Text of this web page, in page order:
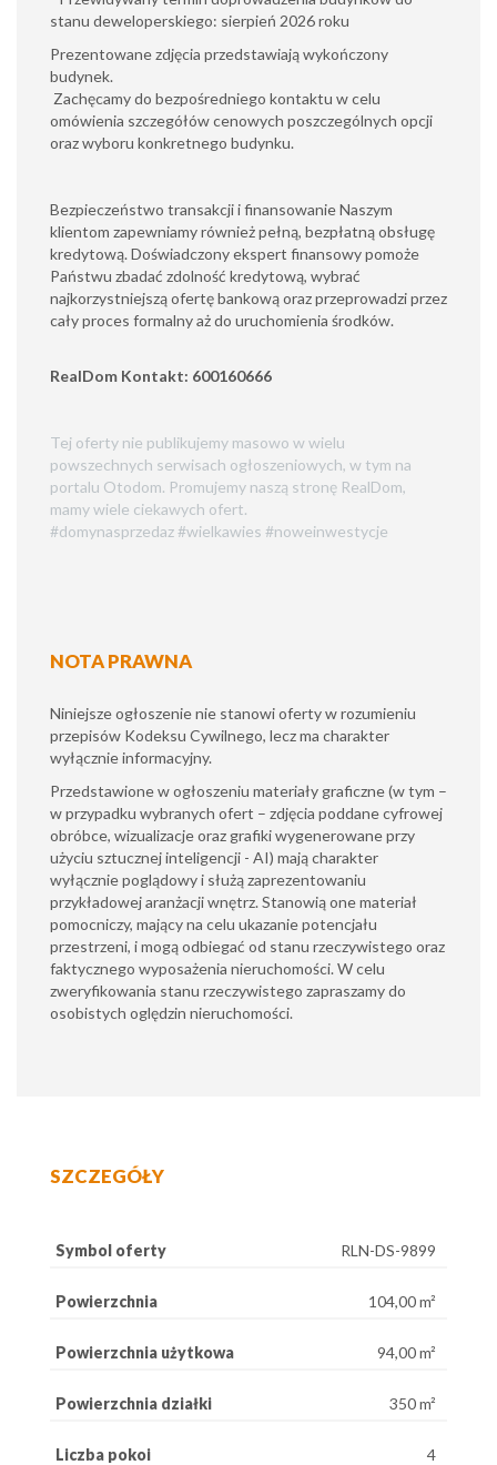
stanu deweloperskiego: sierpień 2026 roku
Prezentowane zdjęcia przedstawiają wykończony
budynek.
Zachęcamy do bezpośredniego kontaktu w celu
omówienia szczegółów cenowych poszczególnych opcji
oraz wyboru konkretnego budynku.
Bezpieczeństwo transakcji i finansowanie Naszym
klientom zapewniamy również pełną, bezpłatną obsługę
kredytową. Doświadczony ekspert finansowy pomoże
Państwu zbadać zdolność kredytową, wybrać
najkorzystniejszą ofertę bankową oraz przeprowadzi przez
cały proces formalny aż do uruchomienia środków.
RealDom Kontakt: 600160666
Tej oferty nie publikujemy masowo w wielu
powszechnych serwisach ogłoszeniowych, w tym na
portalu Otodom. Promujemy naszą stronę RealDom,
mamy wiele ciekawych ofert.
#domynasprzedaz #wielkawies #noweinwestycje
NOTA PRAWNA
Niniejsze ogłoszenie nie stanowi oferty w rozumieniu
przepisów Kodeksu Cywilnego, lecz ma charakter
wyłącznie informacyjny.
​Przedstawione w ogłoszeniu materiały graficzne (w tym –
w przypadku wybranych ofert – zdjęcia poddane cyfrowej
obróbce, wizualizacje oraz grafiki wygenerowane przy
użyciu sztucznej inteligencji - AI) mają charakter
wyłącznie poglądowy i służą zaprezentowaniu
przykładowej aranżacji wnętrz. Stanowią one materiał
pomocniczy, mający na celu ukazanie potencjału
przestrzeni, i mogą odbiegać od stanu rzeczywistego oraz
faktycznego wyposażenia nieruchomości. W celu
zweryfikowania stanu rzeczywistego zapraszamy do
osobistych oględzin nieruchomości.
SZCZEGÓŁY
Symbol oferty RLN-DS-9899
Powierzchnia 104,00 m²
Powierzchnia użytkowa 94,00 m²
Powierzchnia działki 350 m²
Liczba pokoi 4